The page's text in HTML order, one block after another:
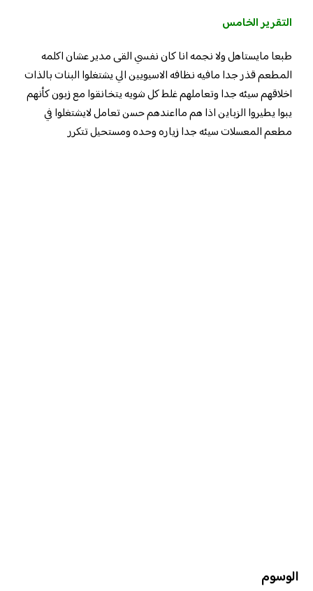
التقرير الخامس
طبعا مايستاهل ولا نجمه انا كان نفسي القى مدير عشان اكلمه
المطعم قذر جدا مافيه نظافه الاسيويين الي يشتغلوا البنات بالذات
اخلاقهم سيئه جدا وتعاملهم غلط كل شويه يتخانقوا مع زبون كأنهم
يبوا يطيروا الزباين اذا هم مااعندهم حسن تعامل لايشتغلوا في
مطعم المعسلات سيئه جدا زياره وحده ومستحيل تتكرر
الوسوم